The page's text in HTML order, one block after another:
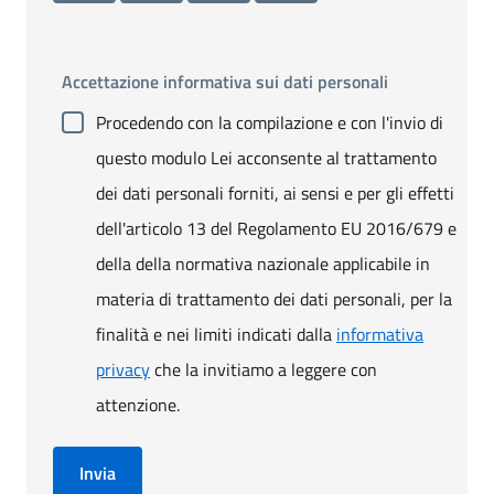
Accettazione informativa sui dati personali
Procedendo con la compilazione e con l'invio di
questo modulo Lei acconsente al trattamento
dei dati personali forniti, ai sensi e per gli effetti
dell'articolo 13 del Regolamento EU 2016/679 e
della della normativa nazionale applicabile in
materia di trattamento dei dati personali, per la
finalità e nei limiti indicati dalla informativa
privacyche la invitiamo a leggere con
attenzione.
Invia